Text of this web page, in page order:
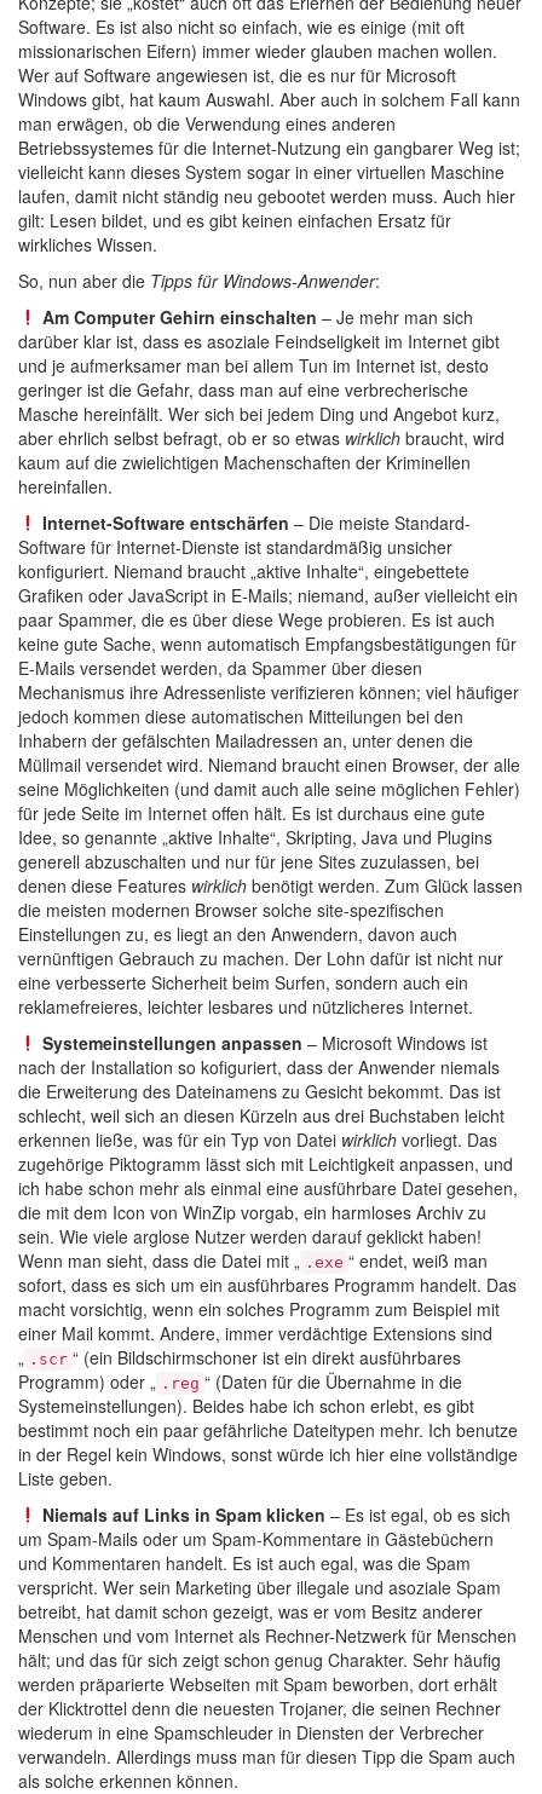
Software. Es ist also nicht so einfach, wie es einige (mit oft
missionarischen Eifern) immer wieder glauben machen wollen.
Wer auf Software angewiesen ist, die es nur für Microsoft
Windows gibt, hat kaum Auswahl. Aber auch in solchem Fall kann
man erwägen, ob die Verwendung eines anderen
Betriebssystemes für die Internet-Nutzung ein gangbarer Weg ist;
vielleicht kann dieses System sogar in einer virtuellen Maschine
laufen, damit nicht ständig neu gebootet werden muss. Auch hier
gilt: Lesen bildet, und es gibt keinen einfachen Ersatz für
wirkliches Wissen.
So, nun aber die Tipps für Windows-Anwender:
Am Computer Gehirn einschalten – Je mehr man sich
darüber klar ist, dass es asoziale Feindseligkeit im Internet gibt
und je aufmerksamer man bei allem Tun im Internet ist, desto
geringer ist die Gefahr, dass man auf eine verbrecherische
Masche hereinfällt. Wer sich bei jedem Ding und Angebot kurz,
aber ehrlich selbst befragt, ob er so etwas wirklich braucht, wird
kaum auf die zwielichtigen Machenschaften der Kriminellen
hereinfallen.
Internet-Software entschärfen – Die meiste Standard-
Software für Internet-Dienste ist standardmäßig unsicher
konfiguriert. Niemand braucht „aktive Inhalte“, eingebettete
Grafiken oder JavaScript in E-Mails; niemand, außer vielleicht ein
paar Spammer, die es über diese Wege probieren. Es ist auch
keine gute Sache, wenn automatisch Empfangsbestätigungen für
E-Mails versendet werden, da Spammer über diesen
Mechanismus ihre Adressenliste verifizieren können; viel häufiger
jedoch kommen diese automatischen Mitteilungen bei den
Inhabern der gefälschten Mailadressen an, unter denen die
Müllmail versendet wird. Niemand braucht einen Browser, der alle
seine Möglichkeiten (und damit auch alle seine möglichen Fehler)
für jede Seite im Internet offen hält. Es ist durchaus eine gute
Idee, so genannte „aktive Inhalte“, Skripting, Java und Plugins
generell abzuschalten und nur für jene Sites zuzulassen, bei
denen diese Features wirklich benötigt werden. Zum Glück lassen
die meisten modernen Browser solche site-spezifischen
Einstellungen zu, es liegt an den Anwendern, davon auch
vernünftigen Gebrauch zu machen. Der Lohn dafür ist nicht nur
eine verbesserte Sicherheit beim Surfen, sondern auch ein
reklamefreieres, leichter lesbares und nützlicheres Internet.
Systemeinstellungen anpassen – Microsoft Windows ist
nach der Installation so kofiguriert, dass der Anwender niemals
die Erweiterung des Dateinamens zu Gesicht bekommt. Das ist
schlecht, weil sich an diesen Kürzeln aus drei Buchstaben leicht
erkennen ließe, was für ein Typ von Datei wirklich vorliegt. Das
zugehörige Piktogramm lässt sich mit Leichtigkeit anpassen, und
ich habe schon mehr als einmal eine ausführbare Datei gesehen,
die mit dem Icon von WinZip vorgab, ein harmloses Archiv zu
sein. Wie viele arglose Nutzer werden darauf geklickt haben!
Wenn man sieht, dass die Datei mit „ .exe “ endet, weiß man
sofort, dass es sich um ein ausführbares Programm handelt. Das
macht vorsichtig, wenn ein solches Programm zum Beispiel mit
einer Mail kommt. Andere, immer verdächtige Extensions sind
„ .scr “ (ein Bildschirmschoner ist ein direkt ausführbares
Programm) oder „ .reg “ (Daten für die Übernahme in die
Systemeinstellungen). Beides habe ich schon erlebt, es gibt
bestimmt noch ein paar gefährliche Dateitypen mehr. Ich benutze
in der Regel kein Windows, sonst würde ich hier eine vollständige
Liste geben.
Niemals auf Links in Spam klicken – Es ist egal, ob es sich
um Spam-Mails oder um Spam-Kommentare in Gästebüchern
und Kommentaren handelt. Es ist auch egal, was die Spam
verspricht. Wer sein Marketing über illegale und asoziale Spam
betreibt, hat damit schon gezeigt, was er vom Besitz anderer
Menschen und vom Internet als Rechner-Netzwerk für Menschen
hält; und das für sich zeigt schon genug Charakter. Sehr häufig
werden präparierte Webseiten mit Spam beworben, dort erhält
der Klicktrottel denn die neuesten Trojaner, die seinen Rechner
wiederum in eine Spamschleuder in Diensten der Verbrecher
verwandeln. Allerdings muss man für diesen Tipp die Spam auch
als solche erkennen können.